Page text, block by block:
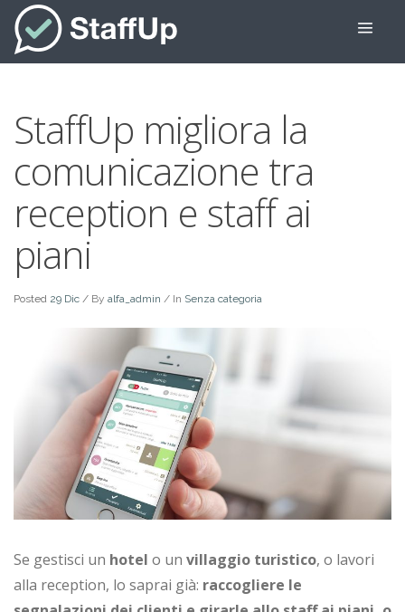
StaffUp migliora la
comunicazione tra
reception e staff ai
piani
Posted 29 Dic / By alfa_admin / In Senza categoria
Se gestisci un hotel o un villaggio turistico, o lavori
alla reception, lo saprai già: raccogliere le